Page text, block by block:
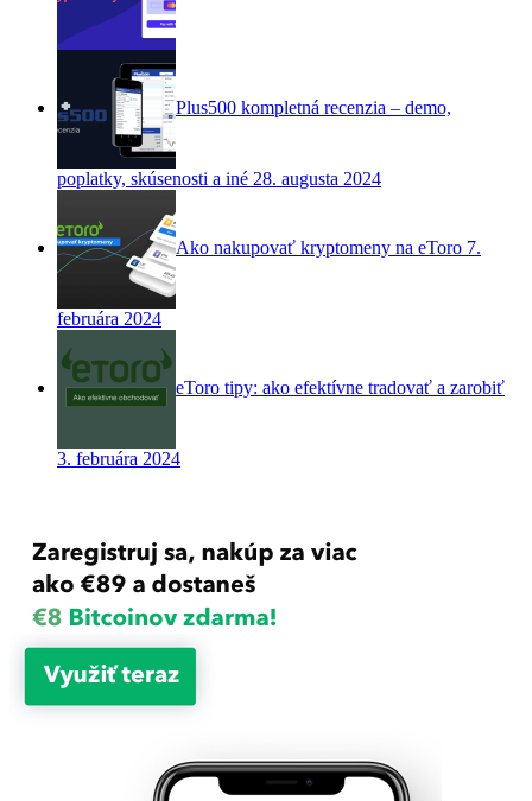
Plus500 kompletná recenzia – demo,
poplatky, skúsenosti a iné 28. augusta 2024
Ako nakupovať kryptomeny na eToro 7.
februára 2024
eToro tipy: ako efektívne tradovať a zarobiť
3. februára 2024